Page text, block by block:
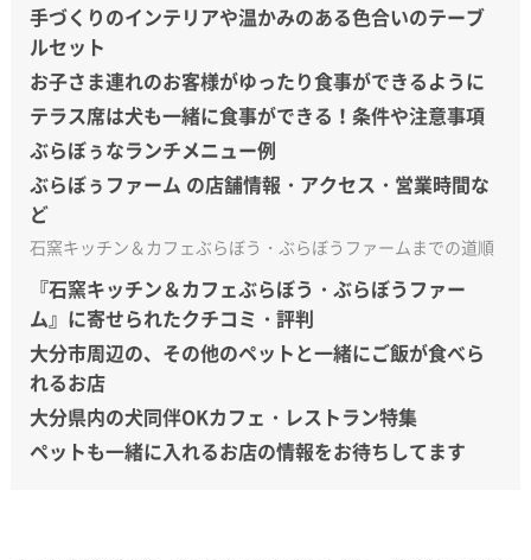
手づくりのインテリアや温かみのある色合いのテーブ
ルセット
お子さま連れのお客様がゆったり食事ができるように
テラス席は犬も一緒に食事ができる！条件や注意事項
ぶらぼぅなランチメニュー例
ぶらぼぅファーム の店舗情報・アクセス・営業時間な
ど
石窯キッチン＆カフェぶらぼう・ぶらぼうファームまでの道順
『石窯キッチン＆カフェぶらぼう・ぶらぼうファー
ム』に寄せられたクチコミ・評判
大分市周辺の、その他のペットと一緒にご飯が食べら
れるお店
大分県内の犬同伴OKカフェ・レストラン特集
ペットも一緒に入れるお店の情報をお待ちしてます